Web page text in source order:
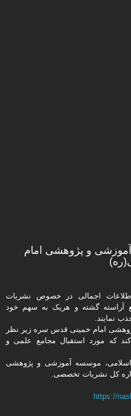
و پژوهشی امام
اجمالی در خصوص نشریات
آراسته گشته و هریک به سهم خود
نمایند.
امام خمینی قدس سره زیر نظر
چاپ می کند که مورد استقبال مجامع علمی و
اسلامی، موسسه آموزشی و پژوهشی
كل نشریات تخصصی.
https://